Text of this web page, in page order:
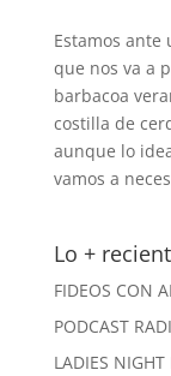
Estamos
que nos va a
barbacoa
costilla de
aunque lo
vamos a
Lo +
FIDEOS CON
PODCAST
LADIES NIGHT